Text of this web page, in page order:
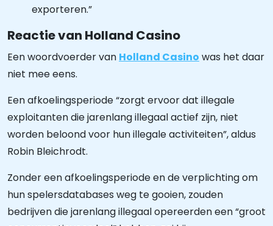
exporteren.”
Reactie van Holland Casino
Een woordvoerder van Holland Casino was het daar
niet mee eens.
Een afkoelingsperiode “zorgt ervoor dat illegale
exploitanten die jarenlang illegaal actief zijn, niet
worden beloond voor hun illegale activiteiten”, aldus
Robin Bleichrodt.
Zonder een afkoelingsperiode en de verplichting om
hun spelersdatabases weg te gooien, zouden
bedrijven die jarenlang illegaal opereerden een “groot